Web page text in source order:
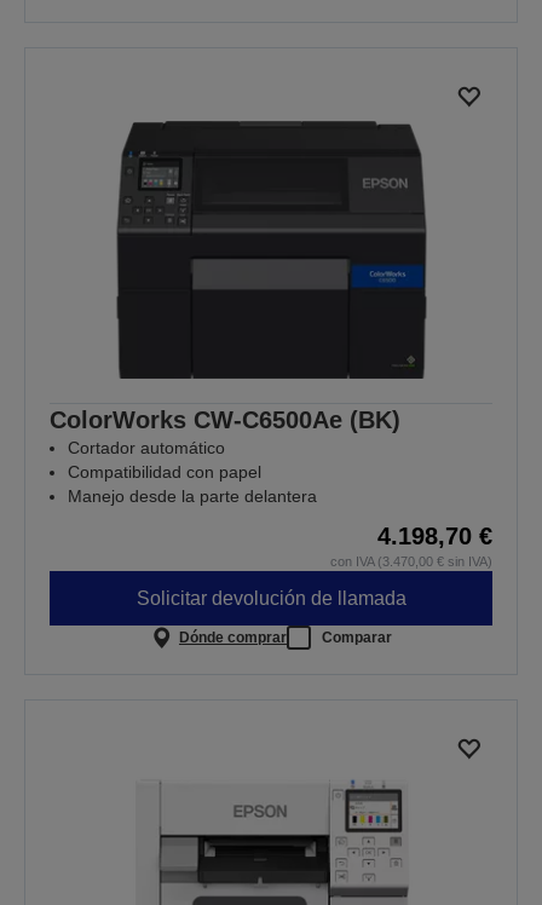
ColorWorks CW-C6500Ae (BK)
Cortador automático
Compatibilidad con papel
Manejo desde la parte delantera
4.198,70 €
con IVA (3.470,00 € sin IVA)
Solicitar devolución de llamada
Dónde comprar Comparar